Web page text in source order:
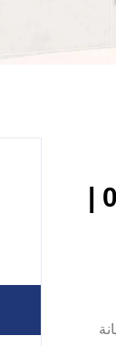
شركة صيانة عامة في ام القيوين |0557821580 |